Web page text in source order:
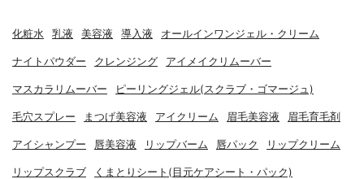
化粧水 乳液 美容液 導入液 オールインワンジェル・クリーム
ナイトパウダー クレンジング アイメイクリムーバー
マスカラリムーバー ピーリングジェル(スクラブ・ゴマージュ)
毛穴スプレー まつげ美容液 アイクリーム 眉毛美容液 眉毛育毛剤
アイシャンプー 唇美容液 リップバーム 唇パック リップクリーム
リップスクラブ くまとりシート(目元ケアシート・パック)